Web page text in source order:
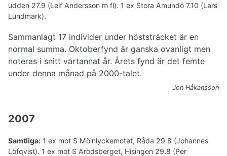
udden 27.9 (Leif Andersson m fl). 1 ex Stora Amundö 7.10 (Lars
Lundmark).
Sammanlagt 17 individer under höststräcket är en
normal summa. Oktoberfynd är ganska ovanligt men
noteras i snitt vartannat år. Årets fynd är det femte
under denna månad på 2000-talet.
Jon Håkansson
2007
Samtliga: 1 ex mot S Mölnlyckemotet, Råda 29.8 (Johannes
Löfqvist). 1 ex mot S Arödsberget, Hisingen 29.8 (Per